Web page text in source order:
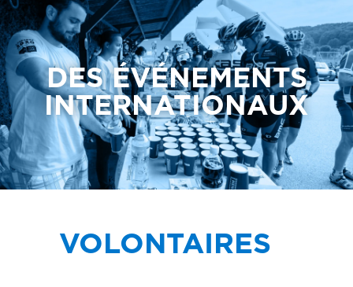
DES ÉVÉNEMENTS
INTERNATIONAUX
VOLONTAIRES